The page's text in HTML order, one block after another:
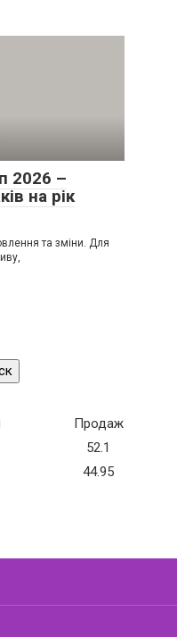
2026 –
на рік
та зміни. Для
Продаж
52.1
44.95